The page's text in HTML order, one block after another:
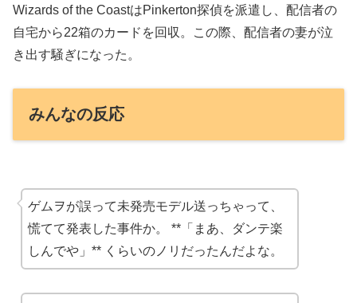
Wizards of the CoastはPinkerton探偵を派遣し、配信者の
自宅から22箱のカードを回収。この際、配信者の妻が泣
き出す騒ぎになった。
みんなの反応
ゲムヲが誤って未発売モデル送っちゃって、
慌てて発表した事件か。 **「まあ、ダンテ楽
しんでや」** くらいのノリだったんだよな。